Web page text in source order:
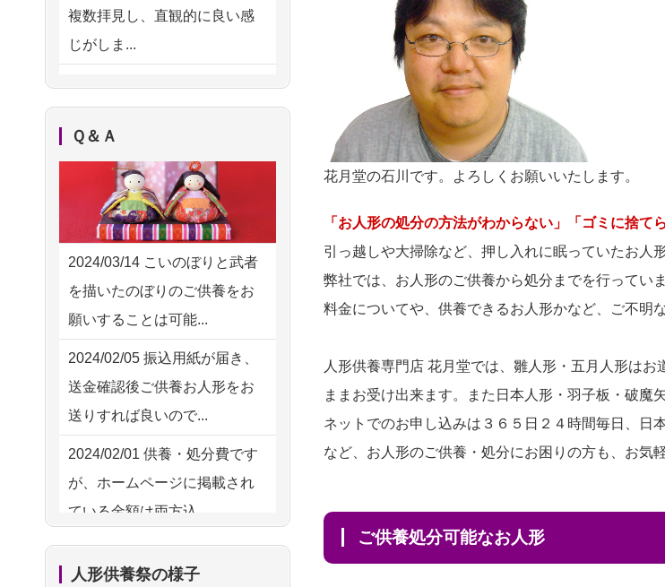
花月堂の石川です。よろしくお願いいたします。
「お人形の処分の方法がわからない」「ゴミに捨て
引っ越しや大掃除など、押し入れに眠っていたお人
弊社では、お人形のご供養から処分までを行ってい
料金についてや、供養できるお人形かなど、ご不明
人形供養専門店 花月堂では、雛人形・五月人形は
ままお受け出来ます。また日本人形・羽子板・破魔
ネットでのお申し込みは３６５日２４時間毎日、日
など、お人形のご供養・処分にお困りの方も、お気
ご供養処分可能なお人形
東京都の方からお申込み
中野区の方からお申込み
2026/08/03 21:17
2026/08/02 18:47
虎ノ門の方からお申込み
2026/08/02 11:15
千葉県の方からお申込み
2026/08/02 10:39
神奈川の方からお申込み
2026/08/02 09:15
神奈川の方からお申込み
2026/08/02 06:46
相模原の方からお申込み
2026/08/01 19:28
複数拝見し、直観的に良い感
じがしま...
ハードルが高そうに思えるの
ですが、...
2026/08/02 NEW
祖母の人形
供養の際も利用させていただ
き安心感がある
お人形の仕
分けなども丁寧に行う様子か
ら、大切...
供養の内容（料金
や送り方等）がとても丁寧に
説...
つい先日も利用さ
せていただきました。 手続...
人形をきちんと供養してくだ
Ｑ＆Ａ
2024/03/14 こいのぼりと武者
を描いたのぼりのご供養をお
願いすることは可能...
2024/02/05 振込用紙が届き、
送金確認後ご供養お人形をお
送りすれば良いので...
2024/02/01 供養・処分費です
が、ホームページに掲載され
ている金額は両方込...
2024/01/27実家にある七段飾
りの雛人形を処分したいので
人形供養祭の様子